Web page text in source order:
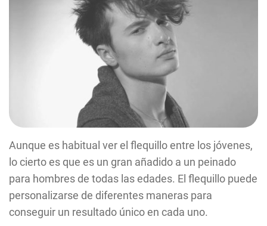
Aunque es habitual ver el flequillo entre los jóvenes,
lo cierto es que es un gran añadido a un peinado
para hombres de todas las edades. El flequillo puede
personalizarse de diferentes maneras para
conseguir un resultado único en cada uno.